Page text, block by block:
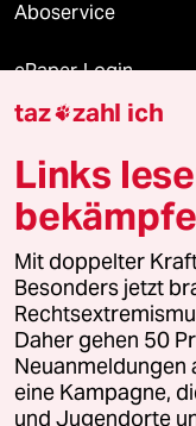
Aboservice
ePaper Login
Downloads für
© 2026 taz Verlags
Alle Rechte vorbehalten.
wenden Sie sich bitte an
Feedback
Leitlinie Informant
taz zahl ich
Links
Mit doppelter
Besonders jetzt
Daher gehen 50
Neuanmeldungen
eine Kampagne,
und Jugendorte